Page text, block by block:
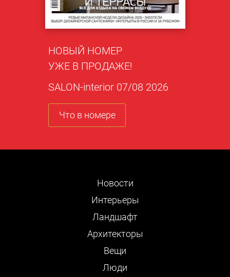
НОВЫЙ НОМЕР
УЖЕ В ПРОДАЖЕ!
SALON-interior 07/08 2026
Что в номере
Новости
Интерьеры
Ландшафт
Архитекторы
Вещи
Люди